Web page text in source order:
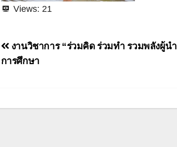
Views: 21
แนะแนว
เรื่อง
งานวิชาการ “ร่วมคิด ร่วมทำ รวมพลังผู้นำ
การศึกษา